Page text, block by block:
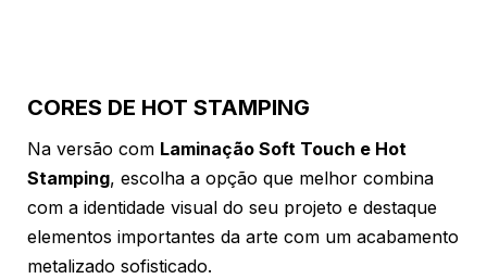
CORES DE HOT STAMPING
Na versão com Laminação Soft Touch e Hot
Stamping, escolha a opção que melhor combina
com a identidade visual do seu projeto e destaque
elementos importantes da arte com um acabamento
metalizado sofisticado.